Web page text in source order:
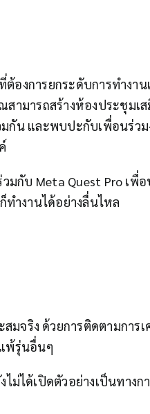
องการยกระดับการทำงา
สามารถสร้างห้องประชุมเ
มกัน และพบปะกับเพื่อนร่ว
วมกับ Meta Quest Pro เ
ทำงานได้อย่างลื่นไหล
มจริง ด้วยการติดตามการ
พ้รุ่นอื่นๆ
ม่ได้เปิดตัวอย่างเป็นทาง